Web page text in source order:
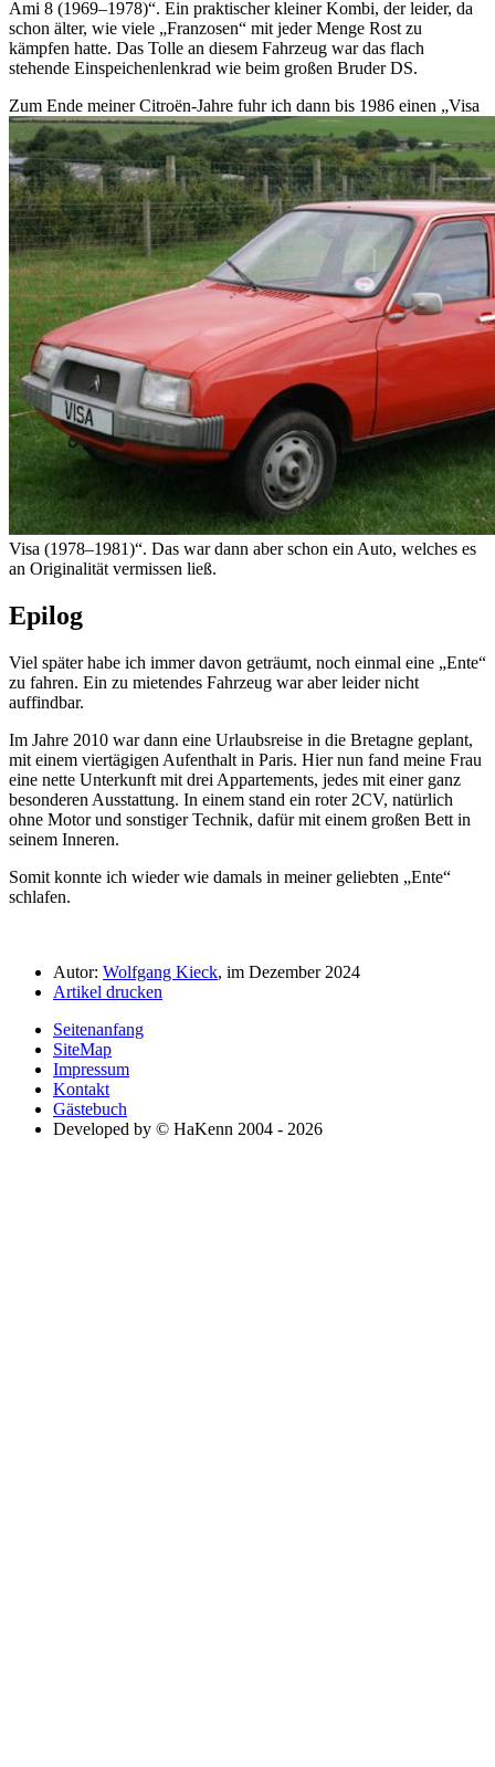
Ami 8 (1969–1978) . Ein praktischer kleiner Kombi, der leider, da
schon älter, wie viele
Franzosen
mit jeder Menge Rost zu
kämpfen hatte. Das Tolle an diesem Fahrzeug war das flach
stehende Einspeichenlenkrad wie beim großen Bruder DS.
Zum Ende meiner Citroën-Jahre fuhr ich dann bis 1986 einen
Visa
Visa (1978–1981) . Das war dann aber schon ein Auto, welches es
an Originalität vermissen ließ.
Epilog
Viel später habe ich immer davon geträumt, noch einmal eine
Ente
zu fahren. Ein zu mietendes Fahrzeug war aber leider nicht
auffindbar.
Im Jahre 2010 war dann eine Urlaubsreise in die Bretagne geplant,
mit einem viertägigen Aufenthalt in Paris. Hier nun fand meine Frau
eine nette Unterkunft mit drei Appartements, jedes mit einer ganz
besonderen Ausstattung. In einem stand ein roter 2CV, natürlich
ohne Motor und sonstiger Technik, dafür mit einem großen Bett in
seinem Inneren.
Somit konnte ich wieder wie damals in meiner geliebten
Ente
schlafen.
Autor: Wolfgang Kieck, im Dezember 2024
Artikel drucken
Seitenanfang
SiteMap
Impressum
Kontakt
Gästebuch
Developed by © HaKenn 2004 - 2026